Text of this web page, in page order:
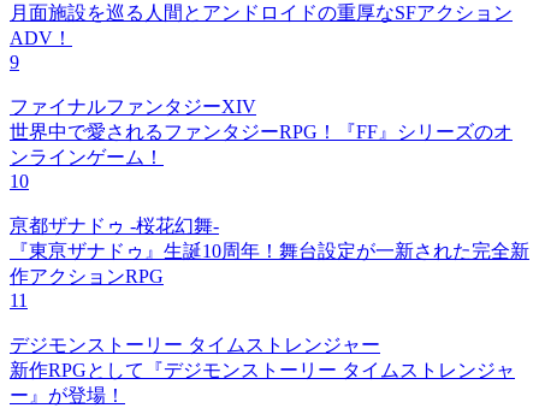
月面施設を巡る人間とアンドロイドの重厚なSFアクション
ADV！
9
ファイナルファンタジーXIV
世界中で愛されるファンタジーRPG！『FF』シリーズのオ
ンラインゲーム！
10
亰都ザナドゥ -桜花幻舞-
『東亰ザナドゥ』生誕10周年！舞台設定が一新された完全新
作アクションRPG
11
デジモンストーリー タイムストレンジャー
新作RPGとして『デジモンストーリー タイムストレンジャ
ー』が登場！